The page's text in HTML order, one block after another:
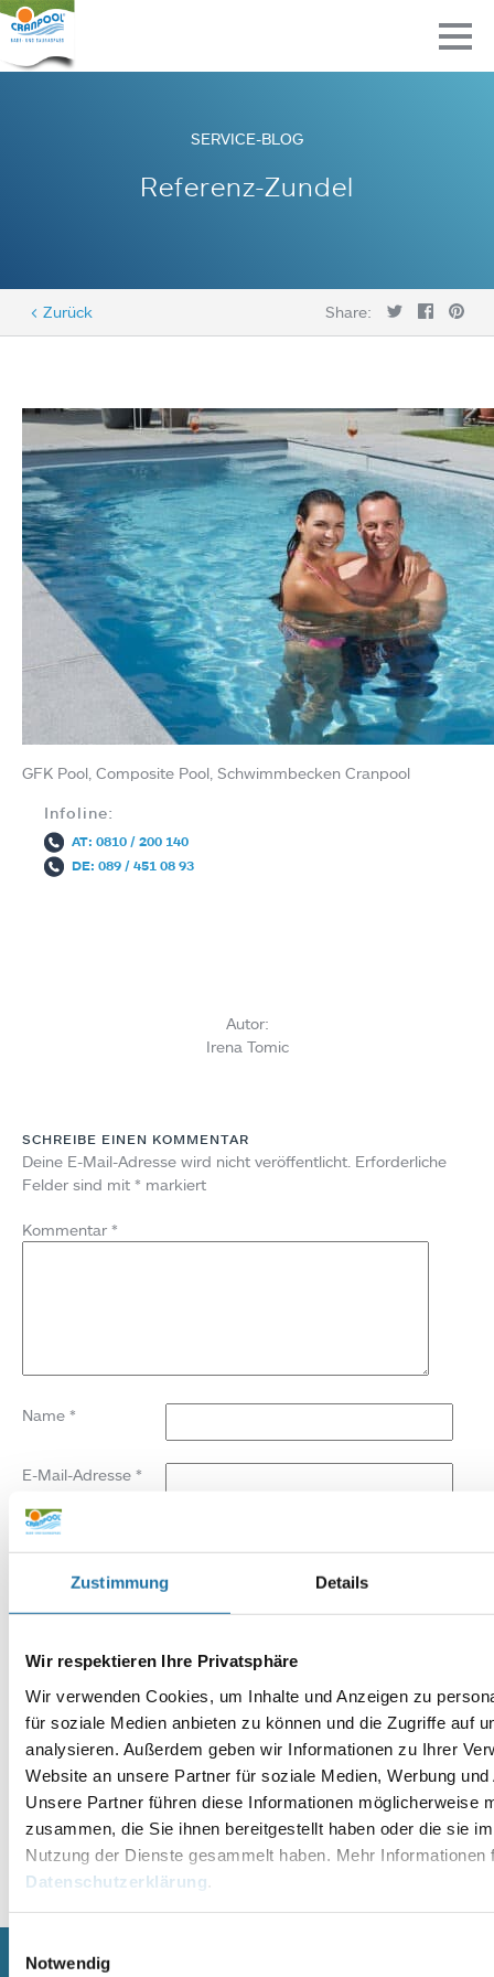
Zustimmung Details
Wir respektieren Ihre Privatsphäre
Wir verwenden Cookies, um Inhalte und Anzeigen zu
für soziale Medien anbieten zu können und die Zugriffe auf
analysieren. Außerdem geben wir Informationen zu Ihrer
Website an unsere Partner für soziale Medien, Werbung
Unsere Partner führen diese Informationen möglicherweise
zusammen, die Sie ihnen bereitgestellt haben oder die sie
Nutzung der Dienste gesammelt haben. Mehr Informationen
Datenschutzerklärung
Notwendig
SERVICE-BLOG
Referenz-Zundel
< Zurück Share:
GFK Pool, Composite Pool, Schwimmbecken Cranpool
Infoline:
AT: 0810 / 200 140
DE: 089 / 451 08 93
Autor:
Irena Tomic
SCHREIBE EINEN KOMMENTAR
Deine E-Mail-Adresse wird nicht veröffentlicht. Erforderliche
Felder sind mit * markiert
Kommentar *
Name *
E-Mail-Adresse *
Website
Alternative: